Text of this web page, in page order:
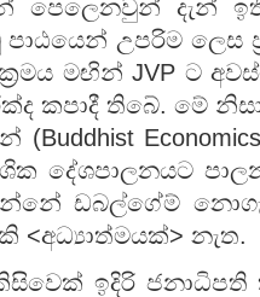
පෙලෙනවුන් දැන්
උපරිම ලෙස
මඟින් JVP ට
කපාදී තිබේ. මේ
(Buddhist
දේශපාලනයට
ඩබල්ගේම්
<අධ්‍යාත්මයක්> නැත.
ඉදිරි